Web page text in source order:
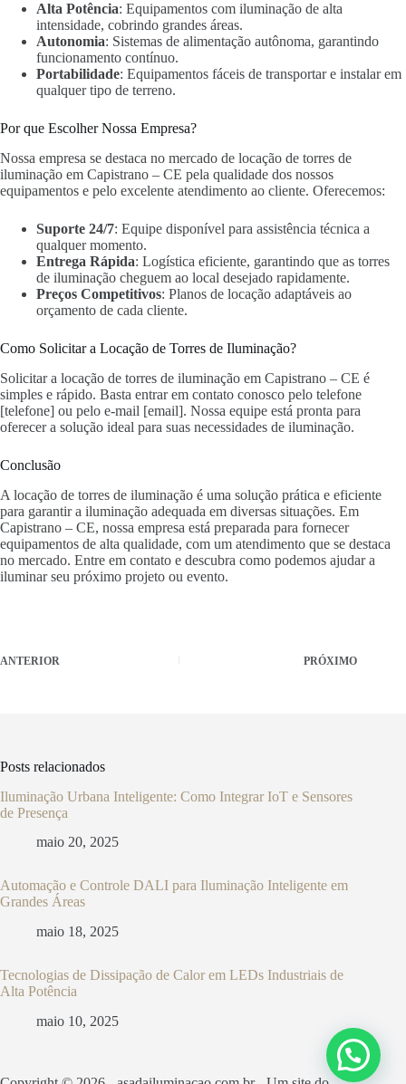
Alta Potência: Equipamentos com iluminação de alta
intensidade, cobrindo grandes áreas.
Autonomia: Sistemas de alimentação autônoma, garantindo
funcionamento contínuo.
Portabilidade: Equipamentos fáceis de transportar e instalar em
qualquer tipo de terreno.
Por que Escolher Nossa Empresa?
Nossa empresa se destaca no mercado de locação de torres de
iluminação em Capistrano – CE pela qualidade dos nossos
equipamentos e pelo excelente atendimento ao cliente. Oferecemos:
Suporte 24/7: Equipe disponível para assistência técnica a
qualquer momento.
Entrega Rápida: Logística eficiente, garantindo que as torres
de iluminação cheguem ao local desejado rapidamente.
Preços Competitivos: Planos de locação adaptáveis ao
orçamento de cada cliente.
Como Solicitar a Locação de Torres de Iluminação?
Solicitar a locação de torres de iluminação em Capistrano – CE é
simples e rápido. Basta entrar em contato conosco pelo telefone
[telefone] ou pelo e-mail [email]. Nossa equipe está pronta para
oferecer a solução ideal para suas necessidades de iluminação.
Conclusão
A locação de torres de iluminação é uma solução prática e eficiente
para garantir a iluminação adequada em diversas situações. Em
Capistrano – CE, nossa empresa está preparada para fornecer
equipamentos de alta qualidade, com um atendimento que se destaca
no mercado. Entre em contato e descubra como podemos ajudar a
iluminar seu próximo projeto ou evento.
ANTERIOR PRÓXIMO
Posts relacionados
Iluminação Urbana Inteligente: Como Integrar IoT e Sensores
de Presença
maio 20, 2025
Automação e Controle DALI para Iluminação Inteligente em
Grandes Áreas
maio 18, 2025
Tecnologias de Dissipação de Calor em LEDs Industriais de
Alta Potência
maio 10, 2025